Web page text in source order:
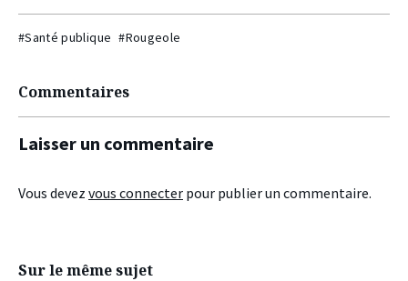
#Santé publique #Rougeole
Commentaires
Laisser un commentaire
Vous devez vous connecter pour publier un commentaire.
Sur le même sujet